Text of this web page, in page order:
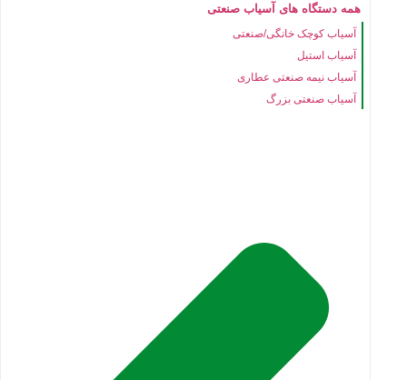
همه دستگاه های آسیاب صنعتی
آسیاب کوچک خانگی/صنعتی
آسیاب استیل
آسیاب نیمه صنعتی عطاری
آسیاب صنعتی بزرگ